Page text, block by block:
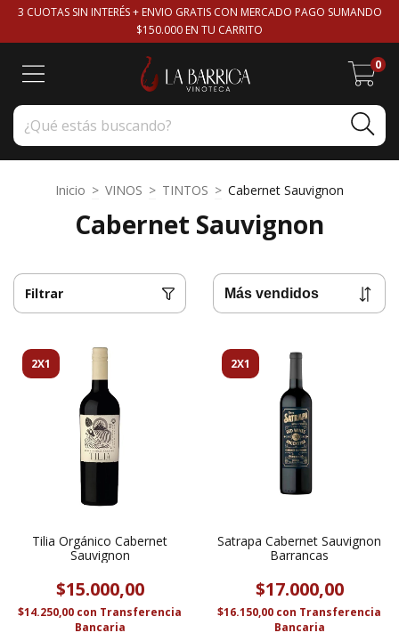
3 CUOTAS SIN INTERÉS + ENVIO GRATIS CON MERCADO PAGO SUMANDO
$150.000 EN TU CARRITO
0
Inicio > VINOS > TINTOS > Cabernet Sauvignon
Cabernet Sauvignon
Filtrar
2X1
Tilia Orgánico Cabernet
Sauvignon
$15.000,00
$14.250,00 con Transferencia
Bancaria
2X1
Satrapa Cabernet Sauvignon
Barrancas
$17.000,00
$16.150,00 con Transferencia
Bancaria